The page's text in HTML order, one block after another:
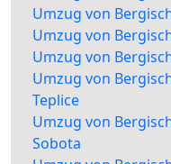
Umzug von
Umzug von
Umzug von
Umzug von
Teplice
Umzug von
Sobota